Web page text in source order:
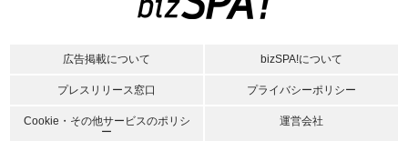
広告掲載について bizSPA!について
プレスリリース窓口 プライバシーポリシー
Cookie・その他サービスのポリシ
ー
運営会社